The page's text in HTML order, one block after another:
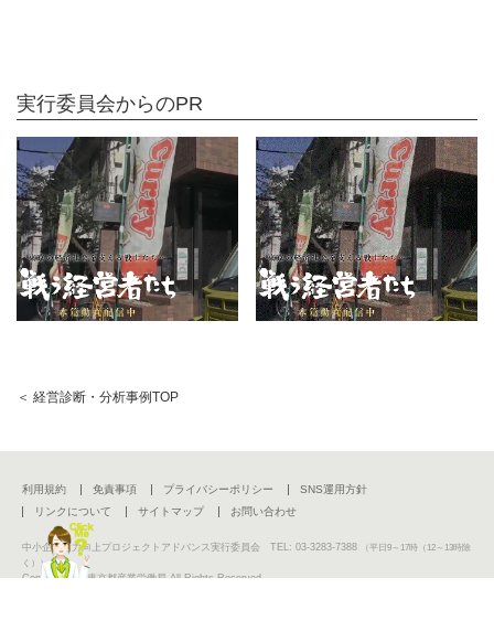
実行委員会からのPR
＜ 経営診断・分析事例TOP
利用規約 免責事項 プライバシーポリシー
SNS運用方針
リンクについて
サイトマップ お問い合わせ
中小企業活力向上プロジェクトアドバンス実行委員会 TEL: 03-3283-7388
（平日9～17時（12～13時除
く））
Copyright (C) 東京都産業労働局 All Rights Reserved.